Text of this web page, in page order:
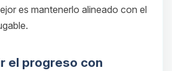
es mantenerlo alineado con el
el progreso con